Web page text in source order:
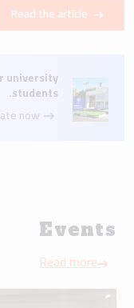
Read the article
university
students.
now
Events
Read more